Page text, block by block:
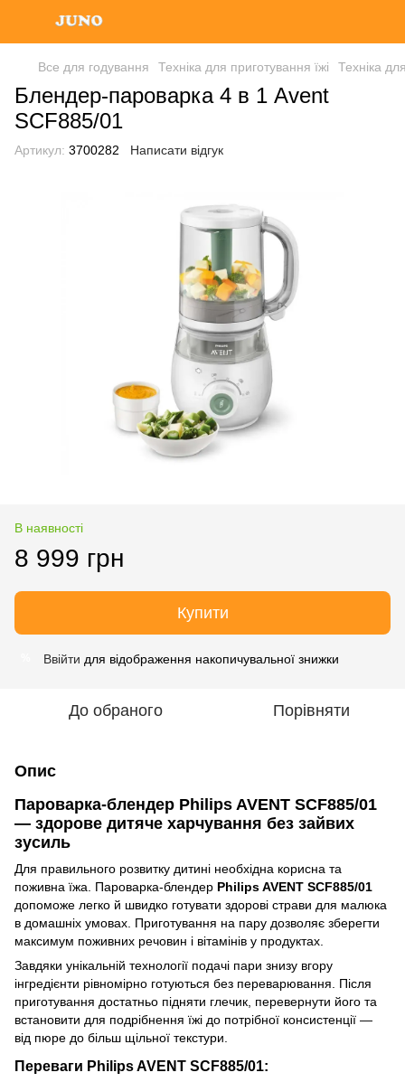
Все для годування Техніка для приготування їжі Техніка
Блендер-пароварка 4 в 1 Avent
SCF885/01
Артикул: 3700282 Написати відгук
В наявності
8 999 грн
Купити
Ввійти для відображення накопичувальної знижки
До обраного Порівняти
Опис
Пароварка-блендер Philips AVENT SCF885/01
— здорове дитяче харчування без зайвих
зусиль
Для правильного розвитку дитині необхідна корисна та
поживна їжа. Пароварка-блендер Philips AVENT SCF885/01
допоможе легко й швидко готувати здорові страви для малюка
в домашніх умовах. Приготування на пару дозволяє зберегти
максимум поживних речовин і вітамінів у продуктах.
Завдяки унікальній технології подачі пари знизу вгору
інгредієнти рівномірно готуються без переварювання. Після
приготування достатньо підняти глечик, перевернути його та
встановити для подрібнення їжі до потрібної консистенції —
від пюре до більш щільної текстури.
Переваги Philips AVENT SCF885/01: